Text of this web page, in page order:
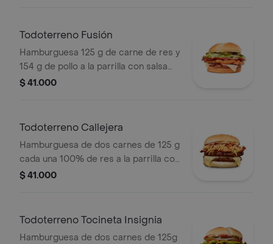
Todoterreno Fusión
Hamburguesa 125 g de carne de res y
154 g de pollo a la parrilla con salsa
BBQ, tocineta, queso mozzarella,
$ 41.000
Todoterreno Callejera
Hamburguesa de dos carnes de 125 g
cada una 100% de res a la parrilla con
salsa bbq, tocineta, queso mozzarella,
$ 41.000
Todoterreno Tocineta Insignia
Hamburguesa de dos carnes de 125g